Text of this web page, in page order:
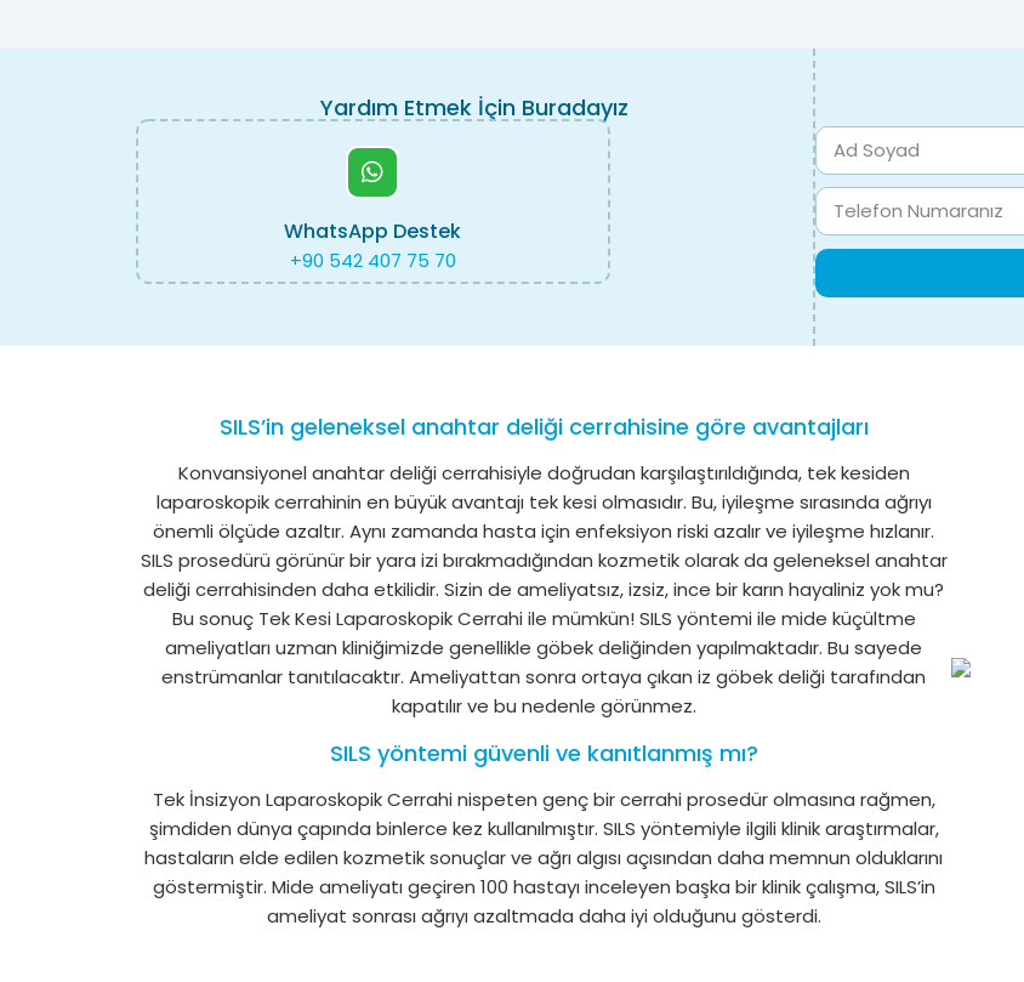
Yardım Etmek İçin Buradayız
WhatsApp Destek
+90 542 407 75 70
SILS’in geleneksel anahtar deliği cerrahisine göre avantajları
Konvansiyonel anahtar deliği cerrahisiyle doğrudan karşılaştırıldığında, tek kesiden
laparoskopik cerrahinin en büyük avantajı tek kesi olmasıdır. Bu, iyileşme sırasında ağrıyı
önemli ölçüde azaltır. Aynı zamanda hasta için enfeksiyon riski azalır ve iyileşme hızlanır.
SILS prosedürü görünür bir yara izi bırakmadığından kozmetik olarak da geleneksel anahtar
deliği cerrahisinden daha etkilidir. Sizin de ameliyatsız, izsiz, ince bir karın hayaliniz yok mu?
Bu sonuç Tek Kesi Laparoskopik Cerrahi ile mümkün! SILS yöntemi ile mide küçültme
ameliyatları uzman kliniğimizde genellikle göbek deliğinden yapılmaktadır. Bu sayede
enstrümanlar tanıtılacaktır. Ameliyattan sonra ortaya çıkan iz göbek deliği tarafından
kapatılır ve bu nedenle görünmez.
SILS yöntemi güvenli ve kanıtlanmış mı?
Tek İnsizyon Laparoskopik Cerrahi nispeten genç bir cerrahi prosedür olmasına rağmen,
şimdiden dünya çapında binlerce kez kullanılmıştır. SILS yöntemiyle ilgili klinik araştırmalar,
hastaların elde edilen kozmetik sonuçlar ve ağrı algısı açısından daha memnun olduklarını
göstermiştir. Mide ameliyatı geçiren 100 hastayı inceleyen başka bir klinik çalışma, SILS’in
ameliyat sonrası ağrıyı azaltmada daha iyi olduğunu gösterdi.